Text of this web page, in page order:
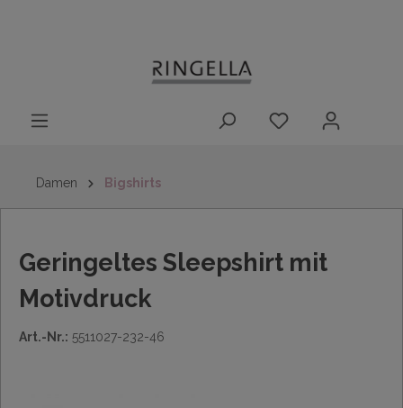
Damen Bigshirts
Geringeltes Sleepshirt mit
Motivdruck
Art.-Nr.: 5511027-232-46